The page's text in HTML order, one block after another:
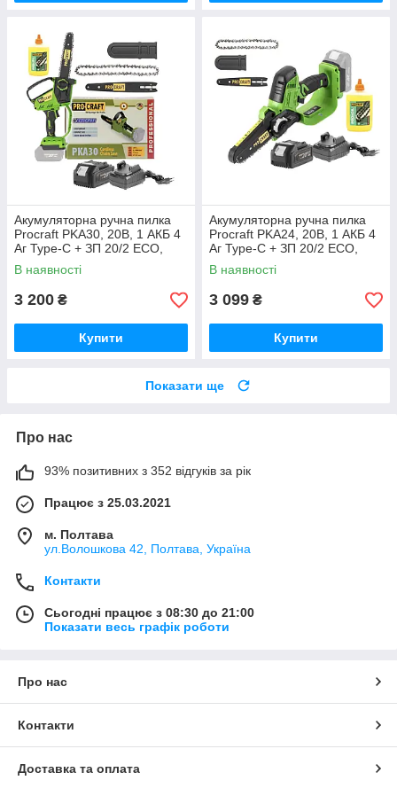
Акумуляторна ручна пилка
Procraft PKA30, 20В, 1 АКБ 4
Аг Type-C + ЗП 20/2 ECO,
шина 185 мм Німеччина
В наявності
3 200 ₴
Купити
Акумуляторна ручна пилка
Procraft PKA24, 20В, 1 АКБ 4
Аг Type-C + ЗП 20/2 ECO,
шина 100 мм Германия
В наявності
3 099 ₴
Купити
Показати ще
Про нас
93% позитивних з 352 відгуків за рік
Працює з 25.03.2021
м. Полтава
ул.Волошкова 42, Полтава, Україна
Контакти
Сьогодні працює з 08:30 до 21:00
Показати весь графік роботи
Про нас
Контакти
Доставка та оплата